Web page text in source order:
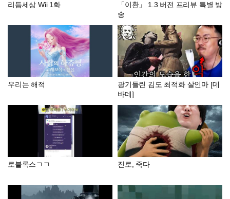
리듬세상 Wii 1화
「이환」 1.3 버전 프리뷰 특별 방
송
우리는 해적
광기들린 김도 최적화 살인마 [데
바데]
로블록스ㄱㄱ 진로, 죽다